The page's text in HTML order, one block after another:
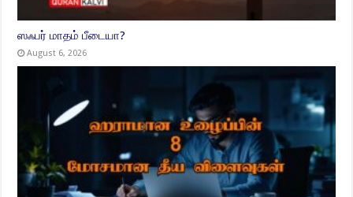
ஸஃபர் மாதம் பீடையா?
August 6, 2026